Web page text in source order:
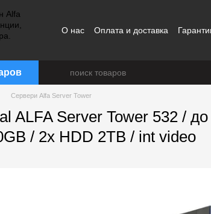
О нас Оплата и доставка
Сервери Alfa Server Tower
ALFA Server Tower 532 /
/ 2x HDD 2TB / int video